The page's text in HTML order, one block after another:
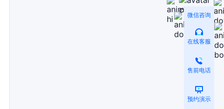
微信咨询
在线客服
售前电话
预约演示